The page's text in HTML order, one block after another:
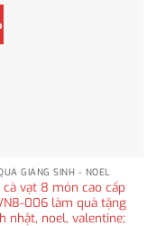
GIÁNG SINH - NOEL
cà vạt 8 món cao cấp
006 làm quà tặng
nhật, noel, valentine;